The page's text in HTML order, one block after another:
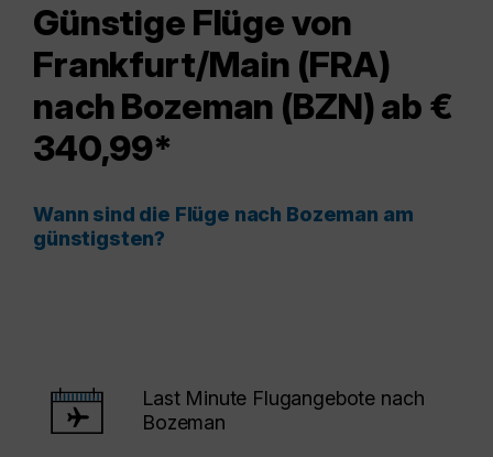
Günstige Flüge von
Frankfurt/Main (FRA)
nach Bozeman (BZN) ab €
340,99*
Wann sind die Flüge nach Bozeman am
günstigsten?
Last Minute Flugangebote nach
Bozeman